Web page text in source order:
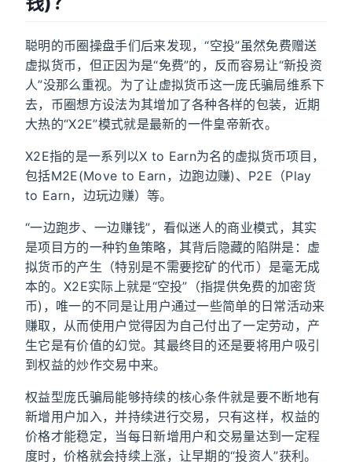
聪明的币圈操盘手们后来发现，“空投”虽然免费赠送
虚拟货币，但正因为是“免费”的，反而容易让“新投资
人”没那么重视。为了让虚拟货币这一庞氏骗局维系下
去，币圈想方设法为其增加了各种各样的包装，近期
大热的“X2E”模式就是最新的一件皇帝新衣。
X2E指的是一系列以X to Earn为名的虚拟货币项目，
包括M2E(Move to Earn，边跑边赚)、P2E（Play
to Earn，边玩边赚）等。
“一边跑步、一边赚钱”，看似迷人的商业模式，其实
是项目方的一种钓鱼策略，其背后隐藏的陷阱是：虚
拟货币的产生（特别是不需要挖矿的代币）是毫无成
本的。X2E实际上就是“空投”（指提供免费的加密货
币)，唯一的不同是让用户通过一些简单的日常活动来
赚取，从而使用户觉得因为自己付出了一定劳动，产
生它是有价值的幻觉。其最终目的还是要将用户吸引
到权益的炒作交易中来。
权益型庞氏骗局能够持续的核心条件就是要不断地有
新增用户加入，并持续进行交易，只有这样，权益的
价格才能稳定，当每日新增用户和交易量达到一定程
度时，价格就会持续上涨，让早期的“投资人”获利。